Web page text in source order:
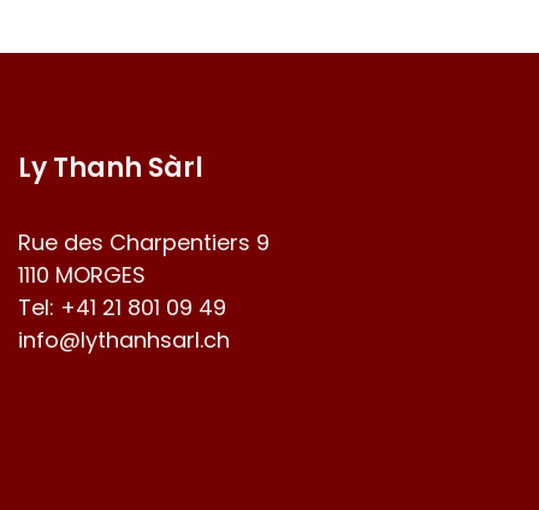
Ly Thanh Sàrl
Rue des Charpentiers 9
1110 MORGES
Tel: +41 21 801 09 49
info@lythanhsarl.ch